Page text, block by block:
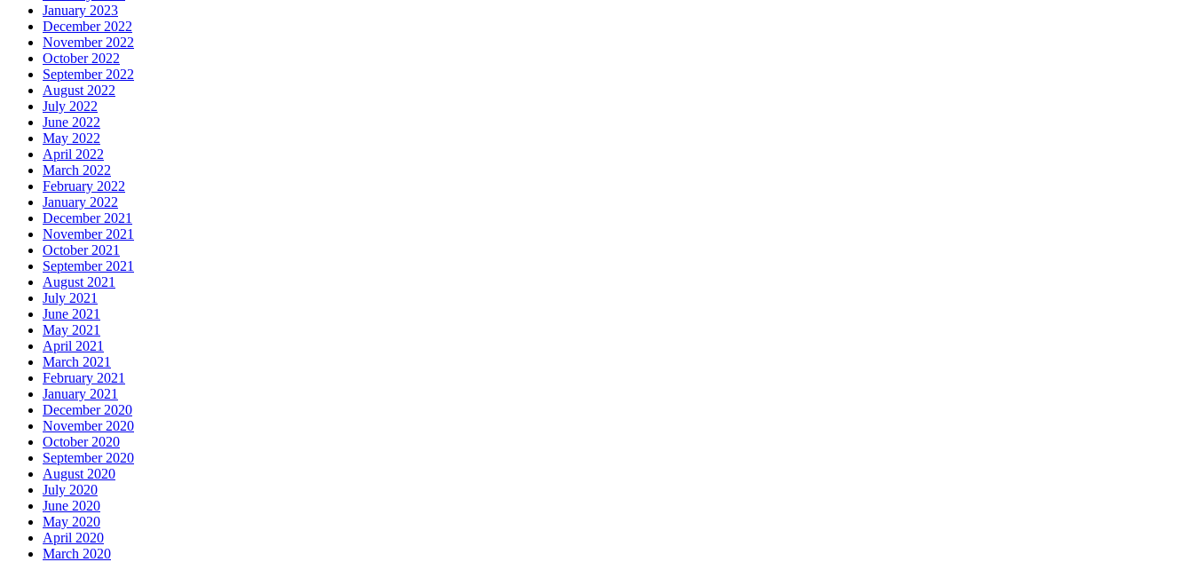
January 2023
December 2022
November 2022
October 2022
September 2022
August 2022
July 2022
June 2022
May 2022
April 2022
March 2022
February 2022
January 2022
December 2021
November 2021
October 2021
September 2021
August 2021
July 2021
June 2021
May 2021
April 2021
March 2021
February 2021
January 2021
December 2020
November 2020
October 2020
September 2020
August 2020
July 2020
June 2020
May 2020
April 2020
March 2020